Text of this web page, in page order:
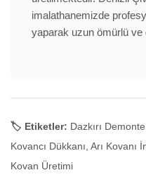
imalathanemizde
yaparak uzun ömürlü ve
🏷️ Etiketler: Dazkırı Demonte
Kovancı Dükkanı, Arı Kovanı
Kovan Üretimi